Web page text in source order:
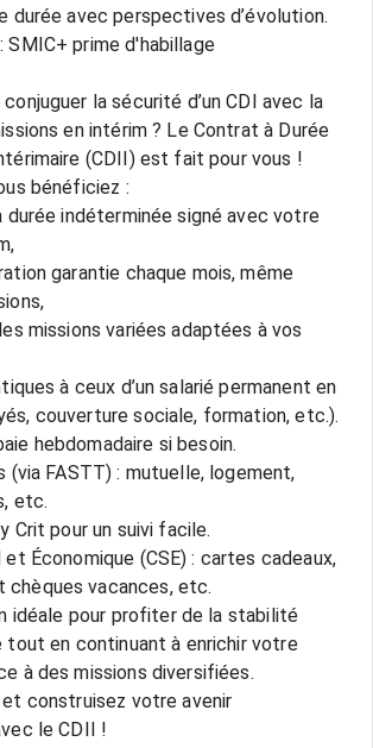
durée avec perspectives d’évolution.
SMIC+ prime d'habillage
la sécurité d’un CDI avec la
en intérim ? Le Contrat à Durée
(CDII) est fait pour vous !
bénéficiez :
durée indéterminée signé avec votre
garantie chaque mois, même
missions variées adaptées à vos
à ceux d’un salarié permanent en
couverture sociale, formation, etc.).
hebdomadaire si besoin.
(via FASTT) : mutuelle, logement,
etc.
Crit pour un suivi facile.
Économique (CSE) : cartes cadeaux,
chèques vacances, etc.
idéale pour profiter de la stabilité
tout en continuant à enrichir votre
à des missions diversifiées.
et construisez votre avenir
le CDII !